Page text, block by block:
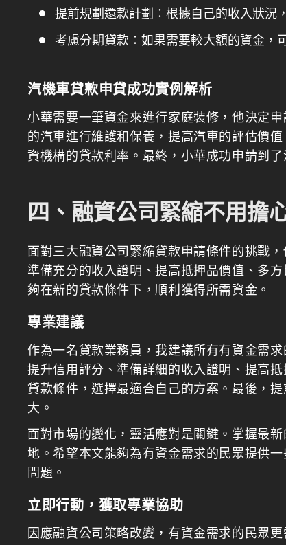
提前規劃還款計劃：根據自己的收入狀況
考慮分期貸款：如果需要較大額的資金，
汽機車貸款申貸成功實例解析
小華需要一筆資金來進行家庭裝修，他決定
的汽車進行維護和保養，提高汽車的評估價
資機構的貸款利率。最終，小華成功申請到
四、融資公司緊縮不用擔
面對三大融資公司緊縮貸款申請條件的挑戰
準備充分的收入證明、提高抵押品價值、多
夠在新的貸款條件下，順利獲得所需資金。
專業建議
作為一名貸款業務員，我建議所有有資金需
提升信用評分、準備詳細的收入證明、提高
貸款條件，選擇最適合自己的方案。最後，
大。
面對市場的變化，靈活應對是關鍵。掌握最
地。希望本文能夠為有資金需求的民眾提供
問題。
立即行動，獲取專業協助
因應融資公司策略改變，有資金需求的民眾